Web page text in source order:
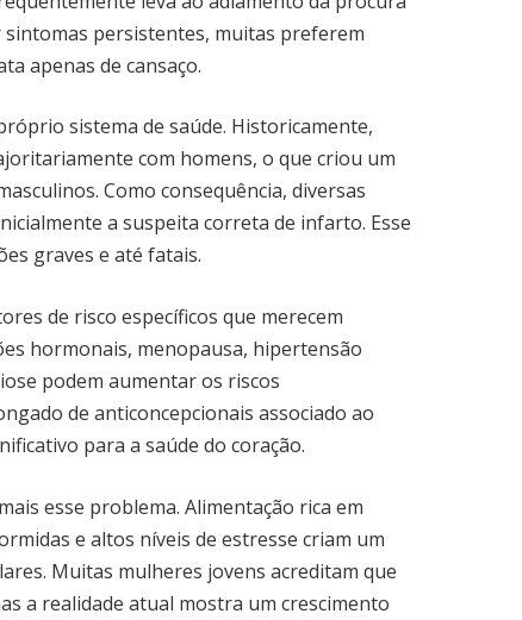
persistentes, muitas preferem
apenas de cansaço.
sistema de saúde. Historicamente,
com homens, o que criou um
Como consequência, diversas
a suspeita correta de infarto. Esse
graves e até fatais.
de risco específicos que merecem
hormonais, menopausa, hipertensão
podem aumentar os riscos
de anticoncepcionais associado ao
para a saúde do coração.
esse problema. Alimentação rica em
e altos níveis de estresse criam um
Muitas mulheres jovens acreditam que
a realidade atual mostra um crescimento